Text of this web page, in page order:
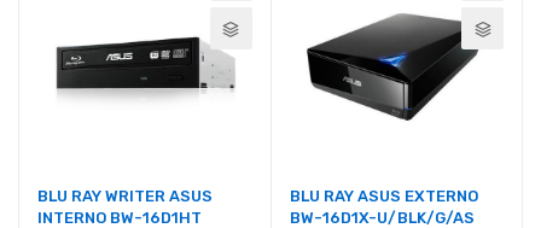
BLU RAY WRITER ASUS
INTERNO BW-16D1HT
BLU RAY ASUS EXTERNO
BW-16D1X-U/BLK/G/AS